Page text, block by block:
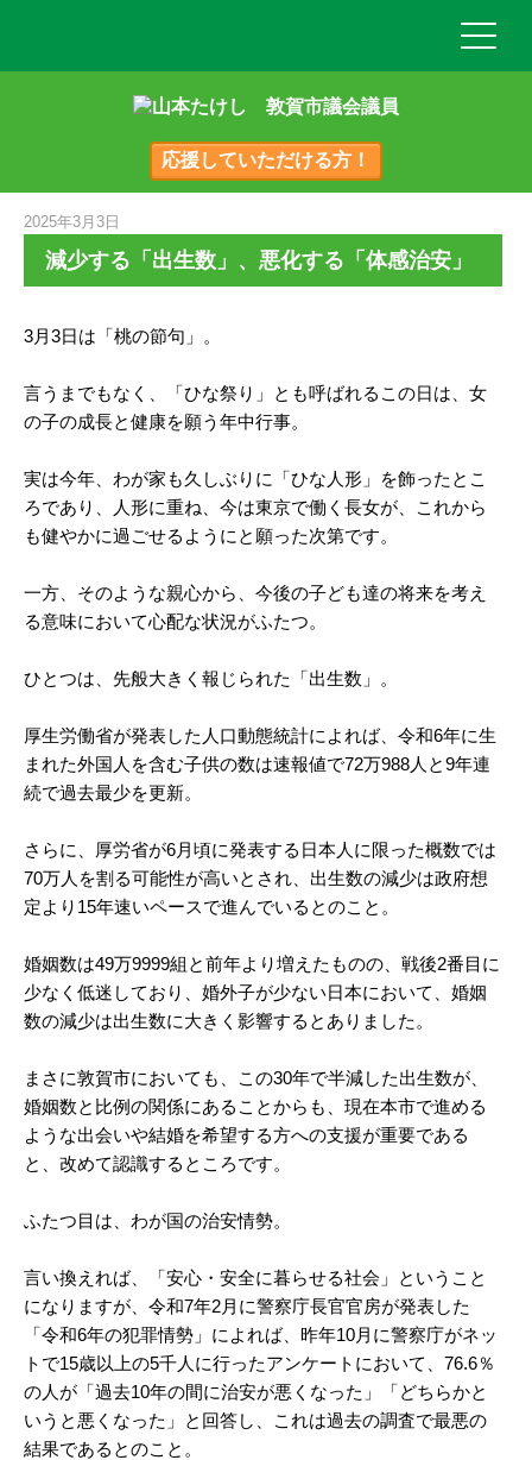
応援していただける方！
2025年3月3日
減少する「出生数」、悪化する「体感治安」
3月3日は「桃の節句」。
言うまでもなく、「ひな祭り」とも呼ばれるこの日は、女
の子の成長と健康を願う年中行事。
実は今年、わが家も久しぶりに「ひな人形」を飾ったとこ
ろであり、人形に重ね、今は東京で働く長女が、これから
も健やかに過ごせるようにと願った次第です。
一方、そのような親心から、今後の子ども達の将来を考え
る意味において心配な状況がふたつ。
ひとつは、先般大きく報じられた「出生数」。
厚生労働省が発表した人口動態統計によれば、令和6年に生
まれた外国人を含む子供の数は速報値で72万988人と9年連
続で過去最少を更新。
さらに、厚労省が6月頃に発表する日本人に限った概数では
70万人を割る可能性が高いとされ、出生数の減少は政府想
定より15年速いペースで進んでいるとのこと。
婚姻数は49万9999組と前年より増えたものの、戦後2番目に
少なく低迷しており、婚外子が少ない日本において、婚姻
数の減少は出生数に大きく影響するとありました。
まさに敦賀市においても、この30年で半減した出生数が、
婚姻数と比例の関係にあることからも、現在本市で進める
ような出会いや結婚を希望する方への支援が重要である
と、改めて認識するところです。
ふたつ目は、わが国の治安情勢。
言い換えれば、「安心・安全に暮らせる社会」ということ
になりますが、令和7年2月に警察庁長官官房が発表した
「令和6年の犯罪情勢」によれば、昨年10月に警察庁がネッ
トで15歳以上の5千人に行ったアンケートにおいて、76.6％
の人が「過去10年の間に治安が悪くなった」「どちらかと
いうと悪くなった」と回答し、これは過去の調査で最悪の
結果であるとのこと。